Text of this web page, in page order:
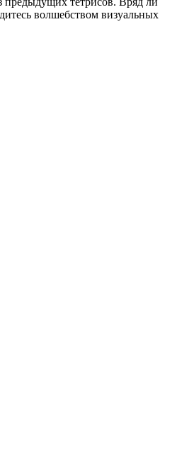
волшебством визуальных